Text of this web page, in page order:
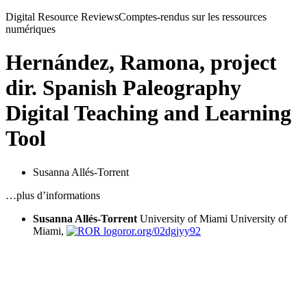
Digital Resource ReviewsComptes-rendus sur les ressources
numériques
Hernández, Ramona, project
dir. Spanish Paleography
Digital Teaching and Learning
Tool
Susanna Allés-Torrent
…plus d’informations
Susanna Allés-Torrent University of Miami University of
Miami,
ror.org/02dgjyy92